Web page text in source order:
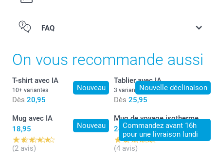
FAQ
On vous recommande aussi
Nouveau
T-shirt avec IA
10+ variantes
Dès 20,95
Nouvelle déclinaison
Tablier avec IA
3 variantes
Dès 25,95
Nouveau
Mug avec IA
18,95
(2 avis)
Commandez avant 16h
pour une livraison lundi
Mug de voyage isotherme
24,95
(4 avis)